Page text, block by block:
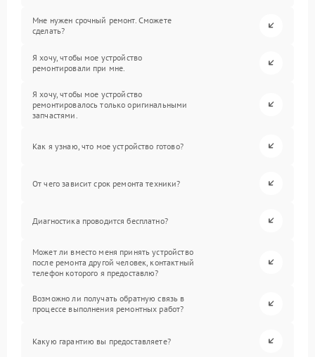
Мне нужен срочный ремонт. Сможете
сделать?
Я хочу, чтобы мое устройство
ремонтировали при мне.
Я хочу, чтобы мое устройство
ремонтировалось только оригинальными
запчастями.
Как я узнаю, что мое устройство готово?
От чего зависит срок ремонта техники?
Диагностика проводится бесплатно?
Может ли вместо меня принять устройство
после ремонта другой человек, контактный
телефон которого я предоставлю?
Возможно ли получать обратную связь в
процессе выполнения ремонтных работ?
Какую гарантию вы предоставляете?